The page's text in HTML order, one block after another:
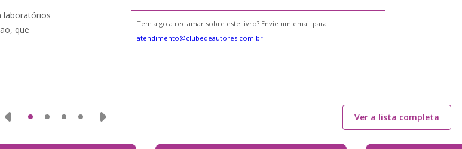
laboratórios
que
Tem algo a reclamar sobre este livro? Envie um email para
atendimento@clubedeautores.com.br
Ver a lista completa